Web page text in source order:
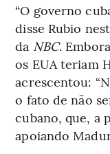
“O governo
disse Rubio
da NBC.
os EUA teriam
acrescentou:
o fato de não
cubano, que, a
apoiando